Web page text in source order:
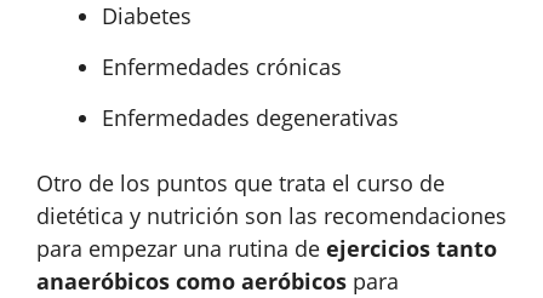
Diabetes
Enfermedades crónicas
Enfermedades degenerativas
Otro de los puntos que trata el curso de
dietética y nutrición son las recomendaciones
para empezar una rutina de ejercicios tanto
anaeróbicos como aeróbicos para